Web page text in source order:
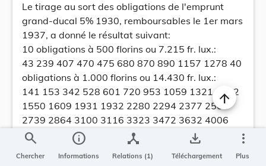
Le tirage au sort des obligations de l'emprunt
grand-ducal 5% 1930, remboursables le 1er mars
1937, a donné le résultat suivant:
10 obligations à 500 florins ou 7.215 fr. lux.:
43 239 407 470 475 680 870 890 1157 1278 40
obligations à 1.000 florins ou 14.430 fr. lux.:
141 153 342 528 601 720 953 1059 1321 1462
1550 1609 1931 1932 2280 2294 2377 2504
2739 2864 3100 3116 3323 3472 3632 4006
4081 4149 4197 4392 4557 5146 5219 5281
5419 5711 5815 5859 5985 6251
Les obligations n° 713 à 500 florins, n° 672 et
search
Chercher
info
Informations
device_hub
Relations (1)
save_alt
Téléchargement
more_vert
Plus